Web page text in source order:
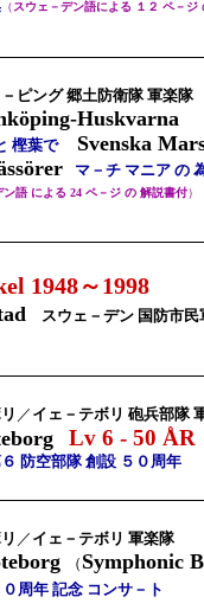
（スウェ－デン語による １２ ペ－ジ
ピング 郷土防衛隊 軍楽隊
Huskvarna
樫葉で
Svenska
マ－チ マニア の
ン語 による 24 ペ－ジ の 解説書付）
1948～1998
スウェ－デン 国防市民
／ イェ－テボリ 砲兵部隊
Lv 6 - 50 ÅR
防空部隊 創設 ５０周年
／ イェ－テボリ 軍楽隊
（ Symphonic
周年 記念 コンサ－ト